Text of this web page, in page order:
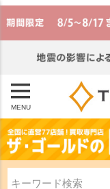
MENU